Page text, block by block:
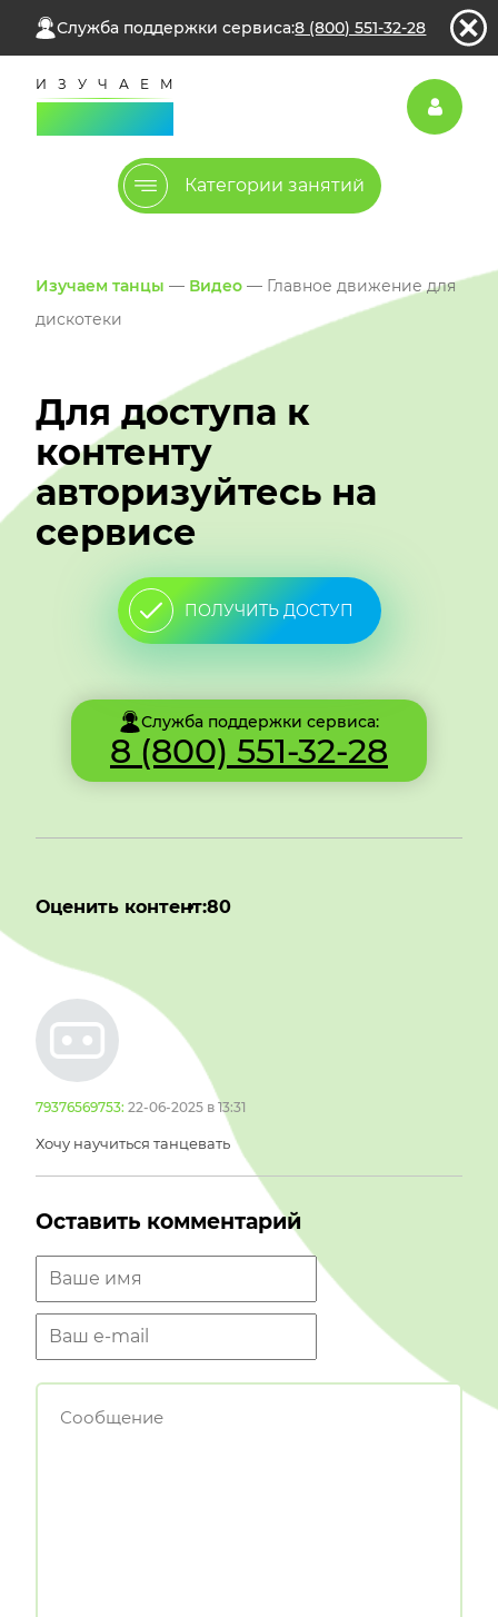
Служба поддержки сервиса:8 (800) 551-32-28
Категории занятий
Изучаем танцы — Видео — Главное движение для
дискотеки
Для доступа к
контенту
авторизуйтесь на
сервисе
ПОЛУЧИТЬ ДОСТУП
Служба поддержки сервиса:
8 (800) 551-32-28
Оценить контент:80
79376569753: 22-06-2025 в 13:31
Хочу научиться танцевать
Оставить комментарий